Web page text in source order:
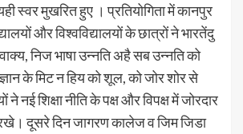
स्वर मुखरित हुए । प्रतियोगिता में कानपुर
और विश्वविद्यालयों के छात्रों ने भारतेंदु
निज भाषा उन्नति अहै सब उन्नति को
के मिट न हिय को शूल, को जोर शोर से
ने नई शिक्षा नीति के पक्ष और विपक्ष में जोरदार
दूसरे दिन जागरण कालेज व जिम जिडा